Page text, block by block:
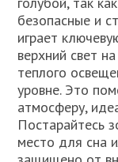
безопасные и
играет
верхний свет
теплого
уровне. Это
атмосферу,
Постарайтесь
место для сна